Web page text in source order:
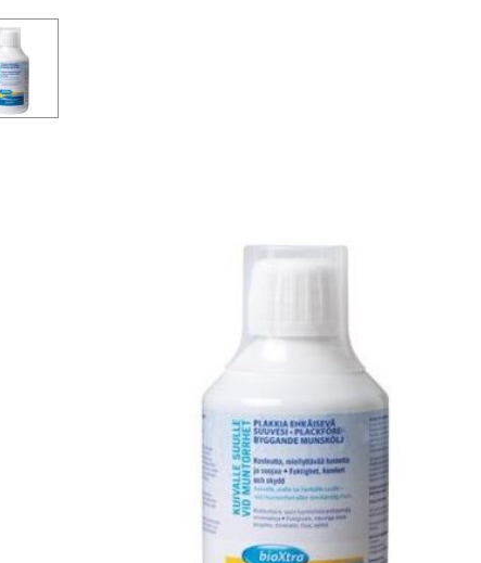
View larger image
reseptilääkkeitä
edellyttää voimassa olevaa reseptiä, ja voit
-palvelusta. Tilausta varten sinun pitää ensin
käsittelee tilauksesi, jonka jälkeen voit maksaa ostoksesi.